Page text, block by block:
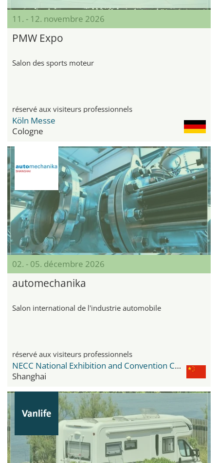
11. - 12. novembre 2026
PMW Expo
Salon des sports moteur
réservé aux visiteurs professionnels
Köln Messe
Cologne
02. - 05. décembre 2026
automechanika
Salon international de l'industrie automobile
réservé aux visiteurs professionnels
NECC National Exhibition and Convention Center
Shanghai